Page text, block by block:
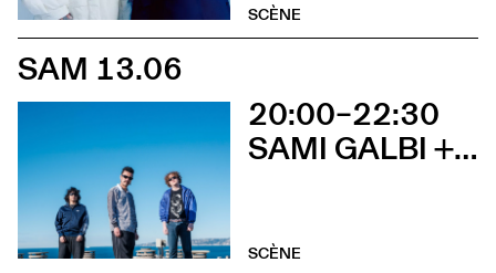
SCÈNE
SAM 13.06
20:00–22:30
SAMI GALBI + J.NUNN
SCÈNE